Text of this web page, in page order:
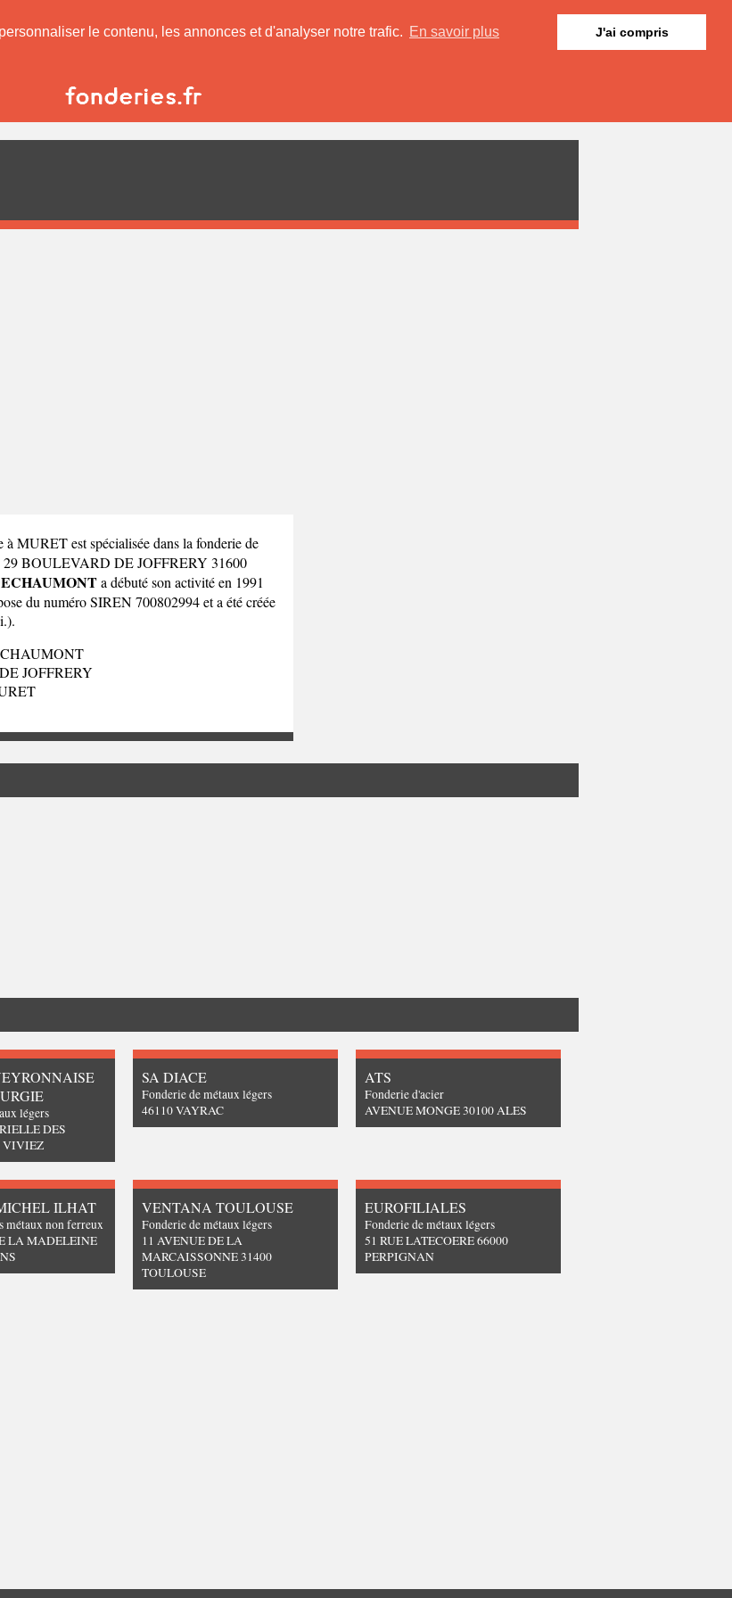
le contenu, les annonces et d'analyser notre trafic. En savoir plus J'ai compris
à MURET est spécialisée dans la fonderie de
29 BOULEVARD DE JOFFRERY 31600
a débuté son activité en 1991
du numéro SIREN 700802994 et a été créée
JOFFRERY
légers
DES
VIVIEZ
SA DIACE
Fonderie de métaux légers
46110 VAYRAC
ATS
Fonderie d'acier
AVENUE MONGE 30100 ALES
ILHAT
métaux non ferreux
LA MADELEINE
VENTANA TOULOUSE
Fonderie de métaux légers
11 AVENUE DE LA
MARCAISSONNE 31400
TOULOUSE
EUROFILIALES
Fonderie de métaux légers
51 RUE LATECOERE 66000
PERPIGNAN